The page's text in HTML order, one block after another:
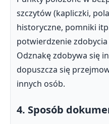
szczytów (kapliczki,
historyczne, pomniki
potwierdzenie zdobycia
Odznakę zdobywa się
dopuszcza się
innych osób.
4. Sposób